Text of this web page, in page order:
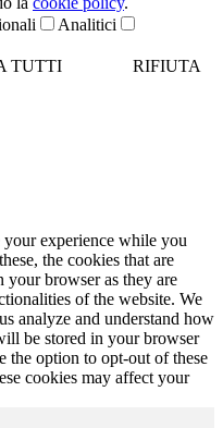
Analitici
TUTTI
RIFIUTA
experience while you
the cookies that are
your browser as they are
of the website. We
analyze and understand how
be stored in your browser
the option to opt-out of these
cookies may affect your